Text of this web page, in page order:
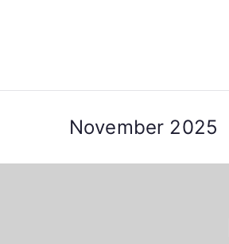
November 2025